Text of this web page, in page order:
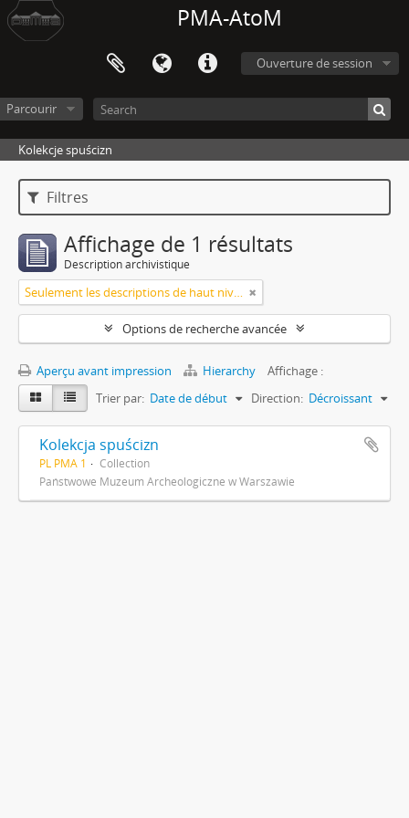
PMA-AtoM
Ouverture de session
Parcourir
Kolekcje spuścizn
Filtres
Affichage de 1 résultats
Description archivistique
Seulement les descriptions de haut niveau
Options de recherche avancée
Aperçu avant impression Hierarchy
Affichage :
Trier par: Date de début Direction: Décroissant
Kolekcja spuścizn
PL PMA 1
Collection
Państwowe Muzeum Archeologiczne w Warszawie